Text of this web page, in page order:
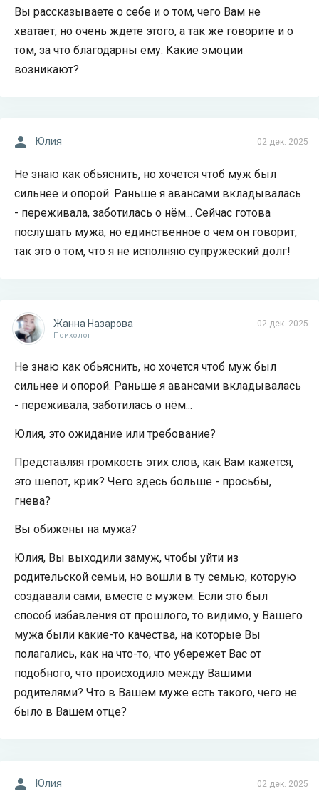
Вы рассказываете о себе и о том, чего Вам не
хватает, но очень ждете этого, а так же говорите и о
том, за что благодарны ему. Какие эмоции
возникают?
02 дек. 2025
Юлия
Не знаю как обьяснить, но хочется чтоб муж был
сильнее и опорой. Раньше я авансами вкладывалась
- переживала, заботилась о нём... Сейчас готова
послушать мужа, но единственное о чем он говорит,
так это о том, что я не исполняю супружеский долг!
02 дек. 2025
Жанна Назарова
Психолог
Не знаю как обьяснить, но хочется чтоб муж был
сильнее и опорой. Раньше я авансами вкладывалась
- переживала, заботилась о нём...
Юлия, это ожидание или требование?
Представляя громкость этих слов, как Вам кажется,
это шепот, крик? Чего здесь больше - просьбы,
гнева?
Вы обижены на мужа?
Юлия, Вы выходили замуж, чтобы уйти из
родительской семьи, но вошли в ту семью, которую
создавали сами, вместе с мужем. Если это был
способ избавления от прошлого, то видимо, у Вашего
мужа были какие-то качества, на которые Вы
полагались, как на что-то, что убережет Вас от
подобного, что происходило между Вашими
родителями? Что в Вашем муже есть такого, чего не
было в Вашем отце?
02 дек. 2025
Юлия